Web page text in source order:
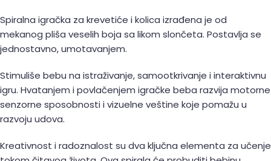
Spiralna igračka za krevetiće i kolica izrađena je od
mekanog pliša veselih boja sa likom slončeta. Postavlja se
jednostavno, umotavanjem.
Stimuliše bebu na istraživanje, samootkrivanje i interaktivnu
igru. Hvatanjem i povlačenjem igračke beba razvija motorne
senzorne sposobnosti i vizuelne veštine koje pomažu u
razvoju udova.
Kreativnost i radoznalost su dva ključna elementa za učenje